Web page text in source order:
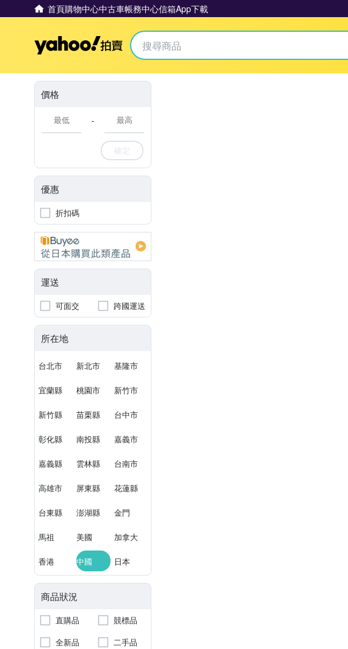
首頁購物中心中古車帳務中心信箱App下載
Yahoo拍賣
價格
-
確定
優惠
折扣碼
運送
可面交 跨國運送
所在地
台北市 新北市 基隆市
宜蘭縣 桃園市 新竹市
新竹縣 苗栗縣 台中市
彰化縣 南投縣 嘉義市
嘉義縣 雲林縣 台南市
高雄市 屏東縣 花蓮縣
台東縣 澎湖縣 金門
馬祖 美國 加拿大
香港 中國 日本
商品狀況
直購品
競標品
全新品
二手品